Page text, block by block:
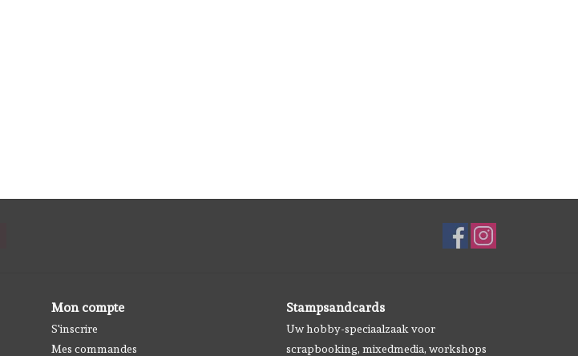
Mon compte
S'inscrire
Mes commandes
Stampsandcards
Uw hobby-speciaalzaak voor
scrapbooking, mixedmedia, workshops